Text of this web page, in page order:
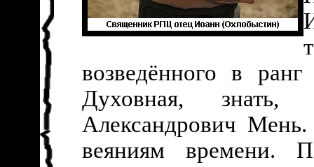
возведённого в
Духовная,
Александрович
веяниям времени.